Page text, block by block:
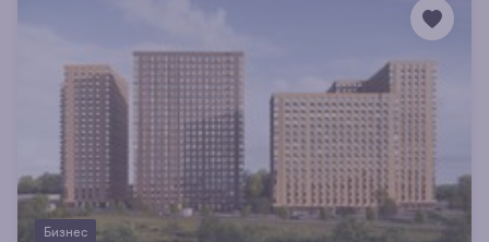
Бизнес